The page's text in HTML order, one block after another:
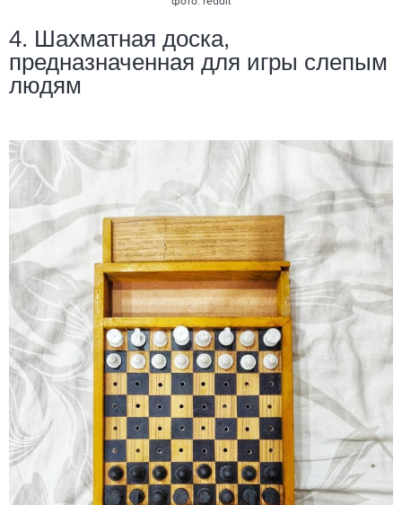
4. Шахматная доска,
предназначенная для игры слепым
людям